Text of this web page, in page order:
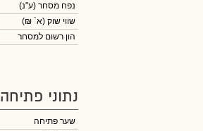
נפח מסחר (ע"נ)
שווי שוק (א` ₪)
הון רשום למסחר
נתוני פתיחה
שער פתיחה